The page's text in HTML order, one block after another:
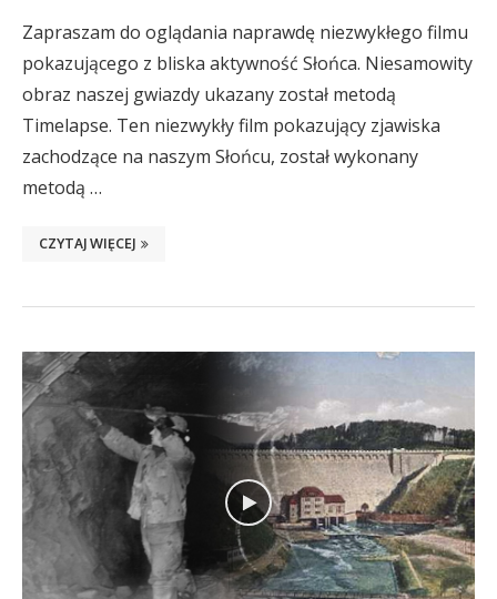
Zapraszam do oglądania naprawdę niezwykłego filmu
pokazującego z bliska aktywność Słońca. Niesamowity
obraz naszej gwiazdy ukazany został metodą
Timelapse. Ten niezwykły film pokazujący zjawiska
zachodzące na naszym Słońcu, został wykonany
metodą …
CZYTAJ WIĘCEJ